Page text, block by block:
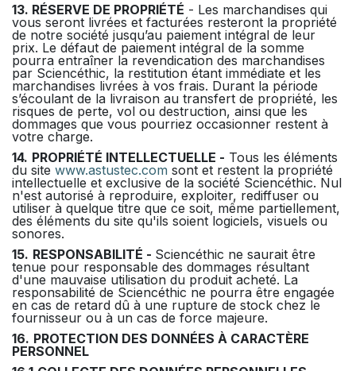
13. RÉSERVE DE PROPRIÉTÉ - Les marchandises qui
vous seront livrées et facturées resteront la propriété
de notre société jusqu’au paiement intégral de leur
prix. Le défaut de paiement intégral de la somme
pourra entraîner la revendication des marchandises
par Sciencéthic, la restitution étant immédiate et les
marchandises livrées à vos frais. Durant la période
s’écoulant de la livraison au transfert de propriété, les
risques de perte, vol ou destruction, ainsi que les
dommages que vous pourriez occasionner restent à
votre charge.
14. PROPRIÉTÉ INTELLECTUELLE - Tous les éléments
du site www.astustec.com sont et restent la propriété
intellectuelle et exclusive de la société Sciencéthic. Nul
n'est autorisé à reproduire, exploiter, rediffuser ou
utiliser à quelque titre que ce soit, même partiellement,
des éléments du site qu'ils soient logiciels, visuels ou
sonores.
15. RESPONSABILITÉ - Sciencéthic ne saurait être
tenue pour responsable des dommages résultant
d'une mauvaise utilisation du produit acheté. La
responsabilité de Sciencéthic ne pourra être engagée
en cas de retard dû à une rupture de stock chez le
fournisseur ou à un cas de force majeure.
16. PROTECTION DES DONNÉES À CARACTÈRE
PERSONNEL